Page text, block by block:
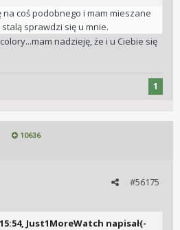
na coś podobnego i mam mieszane
sprawdzi się u mnie.
nadzieję, że i u Ciebie się
1
10636
#56175
Just1MoreWatch napisał(-